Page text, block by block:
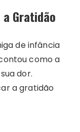
Gratidão
de infância
como a
dor.
a gratidão